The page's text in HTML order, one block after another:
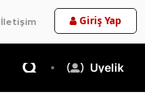
İletişim Giriş Yap
Üyelik